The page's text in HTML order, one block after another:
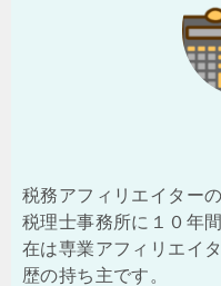
税務アフィリエイター
税理士事務所に１０年
在は専業アフィリエイ
歴の持ち主です。